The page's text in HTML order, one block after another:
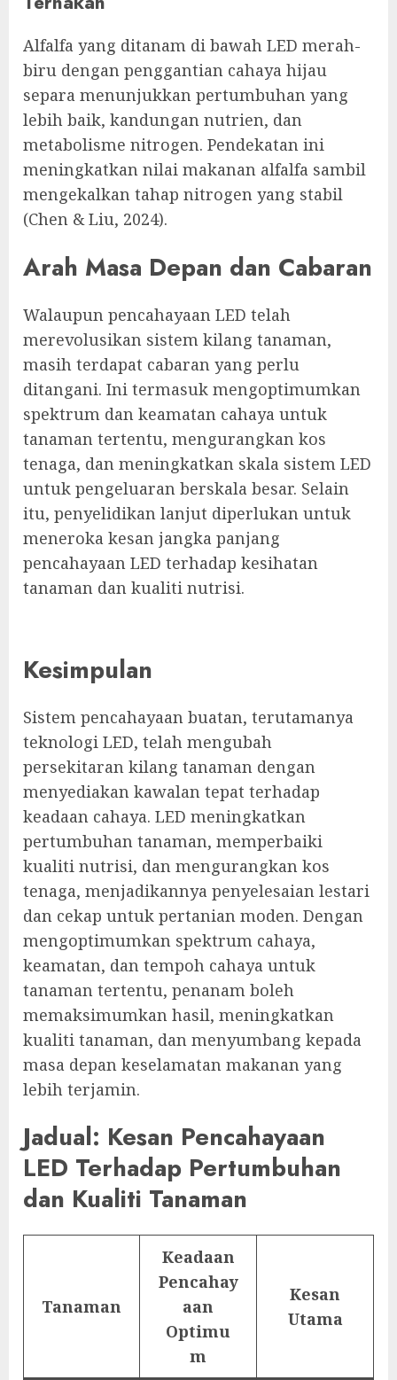
Alfalfa yang ditanam di bawah LED merah-
biru dengan penggantian cahaya hijau
separa menunjukkan pertumbuhan yang
lebih baik, kandungan nutrien, dan
metabolisme nitrogen. Pendekatan ini
meningkatkan nilai makanan alfalfa sambil
mengekalkan tahap nitrogen yang stabil
(Chen & Liu, 2024).
Arah Masa Depan dan Cabaran
Walaupun pencahayaan LED telah
merevolusikan sistem kilang tanaman,
masih terdapat cabaran yang perlu
ditangani. Ini termasuk mengoptimumkan
spektrum dan keamatan cahaya untuk
tanaman tertentu, mengurangkan kos
tenaga, dan meningkatkan skala sistem LED
untuk pengeluaran berskala besar. Selain
itu, penyelidikan lanjut diperlukan untuk
meneroka kesan jangka panjang
pencahayaan LED terhadap kesihatan
tanaman dan kualiti nutrisi.
Kesimpulan
Sistem pencahayaan buatan, terutamanya
teknologi LED, telah mengubah
persekitaran kilang tanaman dengan
menyediakan kawalan tepat terhadap
keadaan cahaya. LED meningkatkan
pertumbuhan tanaman, memperbaiki
kualiti nutrisi, dan mengurangkan kos
tenaga, menjadikannya penyelesaian lestari
dan cekap untuk pertanian moden. Dengan
mengoptimumkan spektrum cahaya,
keamatan, dan tempoh cahaya untuk
tanaman tertentu, penanam boleh
memaksimumkan hasil, meningkatkan
kualiti tanaman, dan menyumbang kepada
masa depan keselamatan makanan yang
lebih terjamin.
Jadual: Kesan Pencahayaan
LED Terhadap Pertumbuhan
dan Kualiti Tanaman
Tanaman
Keadaan
Pencahay
aan
Optimu
m
Kesan
Utama